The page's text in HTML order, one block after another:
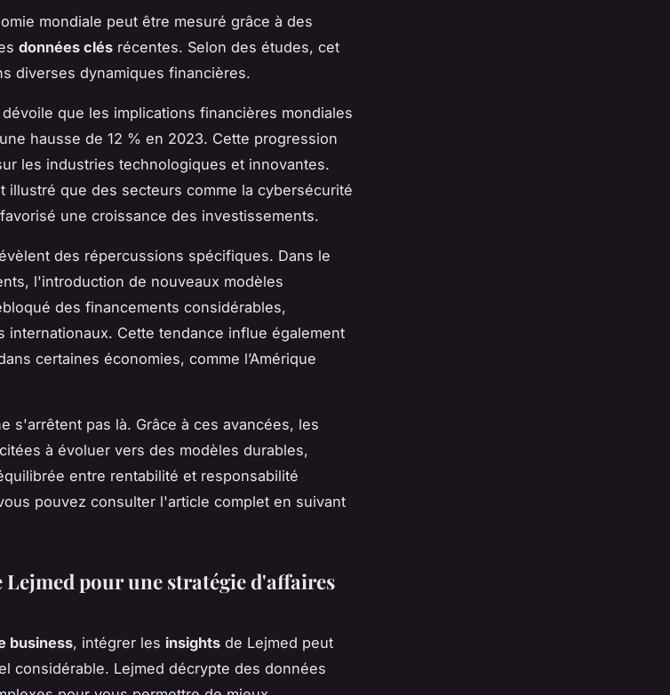
mondiale peut être mesuré grâce à des
données clés récentes. Selon des études, cet
diverses dynamiques financières.
que les implications financières mondiales
hausse de 12 % en 2023. Cette progression
les industries technologiques et innovantes.
illustré que des secteurs comme la cybersécurité
une croissance des investissements.
des répercussions spécifiques. Dans le
l'introduction de nouveaux modèles
des financements considérables,
internationaux. Cette tendance influe également
certaines économies, comme l’Amérique
s'arrêtent pas là. Grâce à ces avancées, les
à évoluer vers des modèles durables,
entre rentabilité et responsabilité
pouvez consulter l'article complet en suivant
pour une stratégie d'affaires
business, intégrer les insights de Lejmed peut
considérable. Lejmed décrypte des données